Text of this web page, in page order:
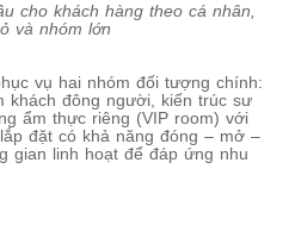
cho khách hàng theo cá nhân,
và nhóm lớn
vụ hai nhóm đối tượng chính:
khách đông người, kiến trúc sư
ẩm thực riêng (VIP room) với
đặt có khả năng đóng – mở –
gian linh hoạt để đáp ứng nhu